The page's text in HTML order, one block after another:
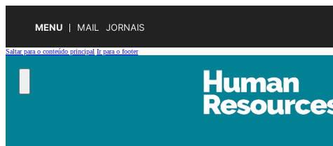
MENU MAIL JORNAIS
Saltar para o conteúdo principal Ir para o footer